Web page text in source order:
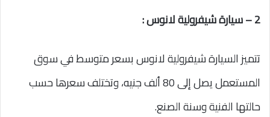
2 – سيارة شيفرولية لانوس :
تتميز السيارة شيفرولية لانوس بسعر متوسط في سوق
المستعمل يصل إلى 80 ألف جنيه، وتختلف سعرها حسب
حالتها الفنية وسنة الصنع.